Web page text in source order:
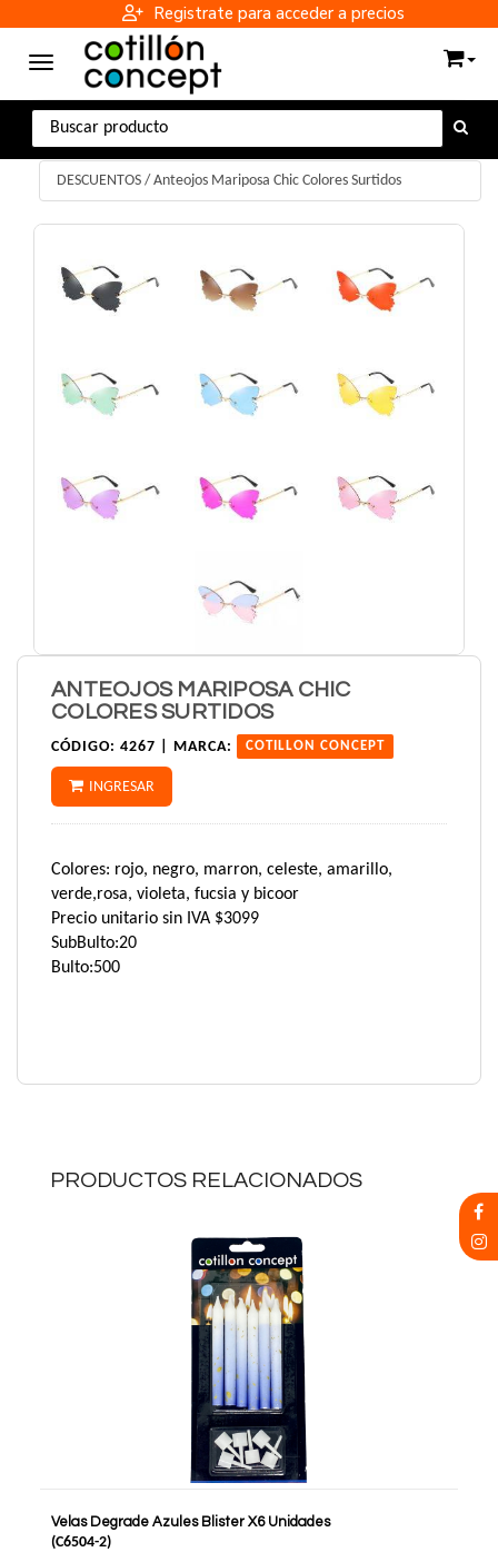
Registrate para acceder a precios
Toggle navigation
DESCUENTOS / Anteojos Mariposa Chic Colores Surtidos
ANTEOJOS MARIPOSA CHIC
COLORES SURTIDOS
CÓDIGO: 4267 | MARCA: COTILLON CONCEPT
INGRESAR
Colores: rojo, negro, marron, celeste, amarillo,
verde,rosa, violeta, fucsia y bicoor
Precio unitario sin IVA $3099
SubBulto:20
Bulto:500
PRODUCTOS RELACIONADOS
Velas Degrade Azules Blister X6 Unidades
(C6504-2)